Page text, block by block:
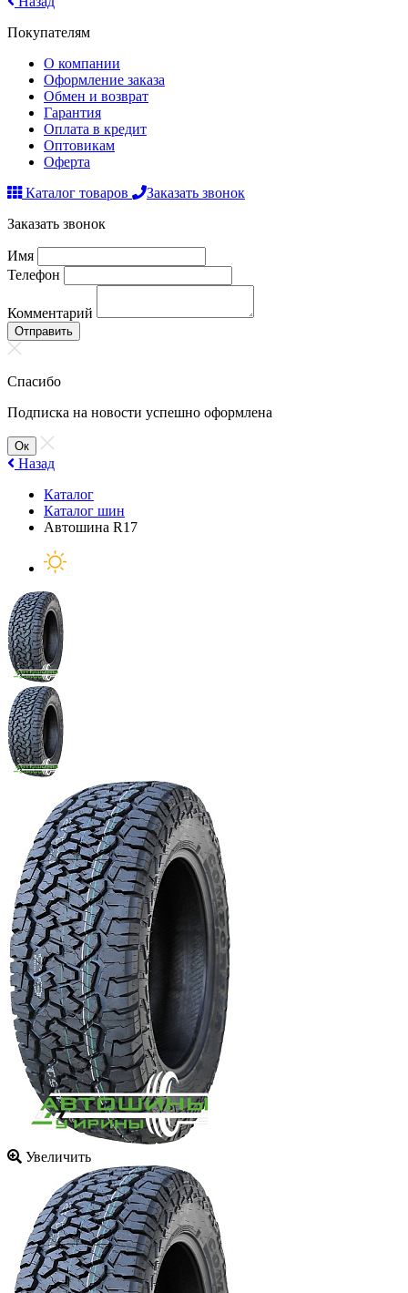
Покупателям
О компании
Оформление заказа
Обмен и возврат
Гарантия
Оплата в кредит
Оптовикам
Оферта
Каталог товаров
Заказать звонок
Заказать звонок
Имя
Телефон
Комментарий
Отправить
Спасибо
Подписка на новости успешно оформлена
Ок
Назад
Каталог
Каталог шин
Автошина R17
Увеличить